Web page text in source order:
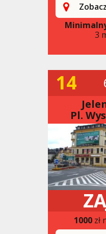
3
14
Pl.
1000 zł